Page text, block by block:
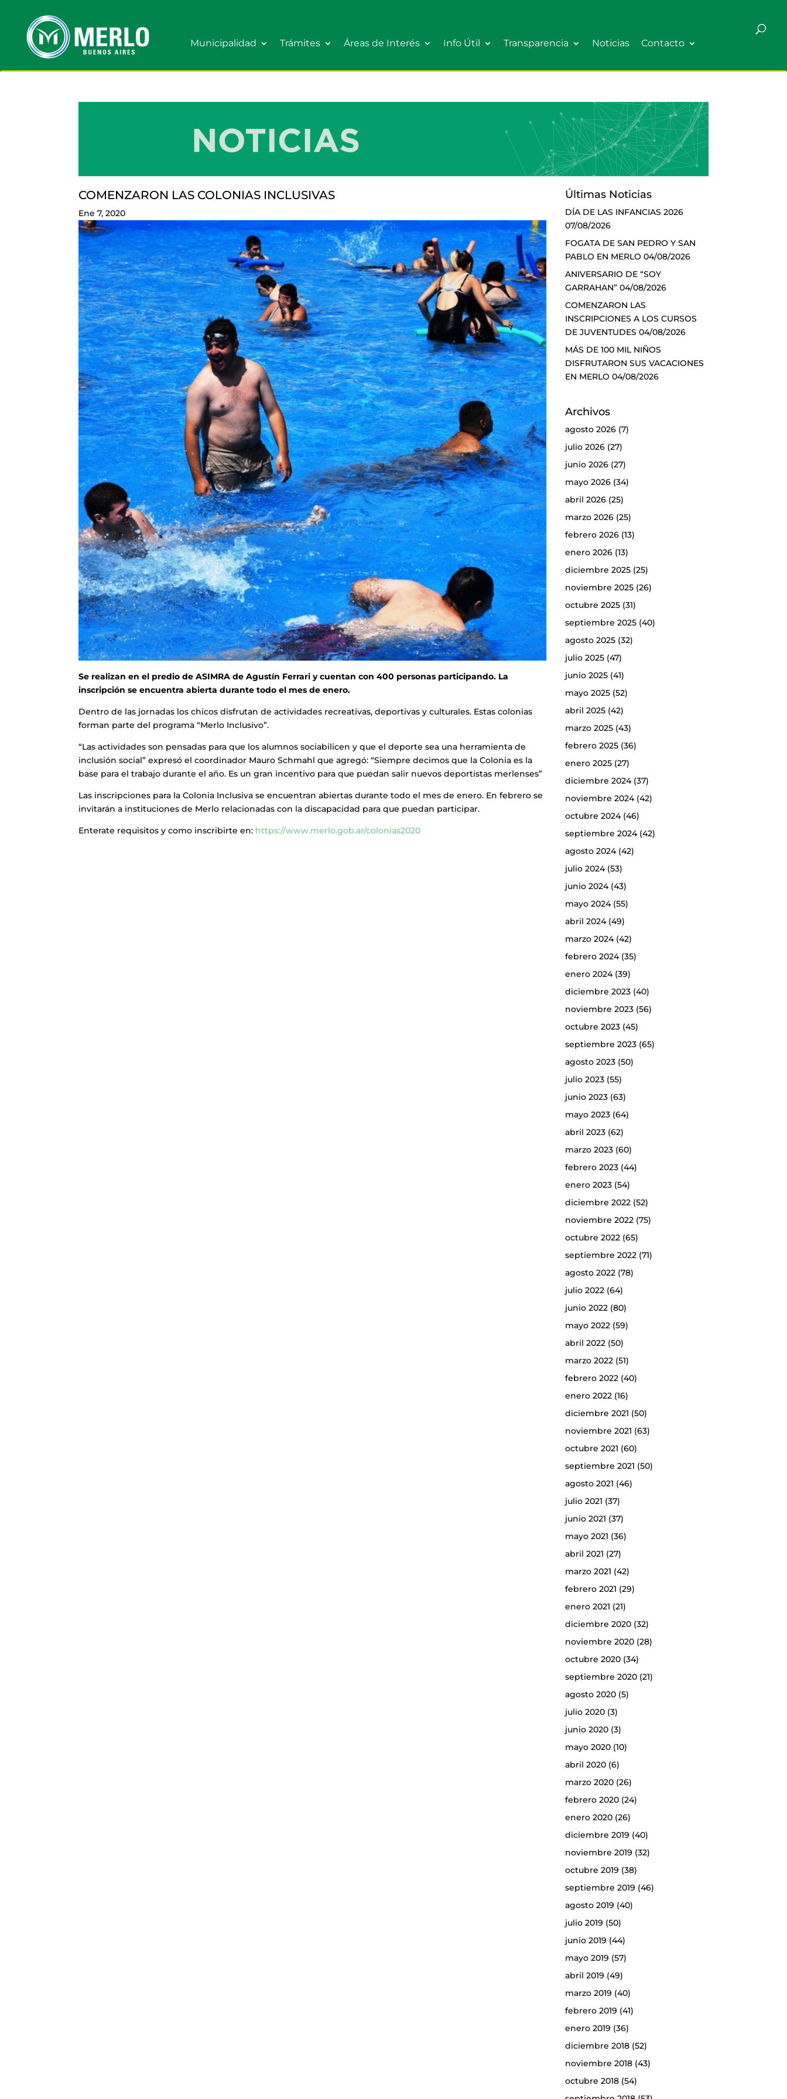
Municipalidad Trámites Áreas de Interés Info Útil Transparencia Noticias Contacto
COMENZARON LAS COLONIAS INCLUSIVAS
Ene 7, 2020
Se realizan en el predio de ASIMRA de Agustín Ferrari y cuentan con 400 personas participando. La
inscripción se encuentra abierta durante todo el mes de enero.
Dentro de las jornadas los chicos disfrutan de actividades recreativas, deportivas y culturales. Estas colonias
forman parte del programa “Merlo Inclusivo”.
“Las actividades son pensadas para que los alumnos sociabilicen y que el deporte sea una herramienta de
inclusión social” expresó el coordinador Mauro Schmahl que agregó: “Siempre decimos que la Colonia es la
base para el trabajo durante el año. Es un gran incentivo para que puedan salir nuevos deportistas merlenses”
Las inscripciones para la Colonia Inclusiva se encuentran abiertas durante todo el mes de enero. En febrero se
invitarán a instituciones de Merlo relacionadas con la discapacidad para que puedan participar.
Enterate requisitos y como inscribirte en: https://www.merlo.gob.ar/colonias2020
Últimas Noticias
DÍA DE LAS INFANCIAS 2026
07/08/2026
FOGATA DE SAN PEDRO Y SAN
PABLO EN MERLO 04/08/2026
ANIVERSARIO DE “SOY
GARRAHAN” 04/08/2026
COMENZARON LAS
INSCRIPCIONES A LOS CURSOS
DE JUVENTUDES 04/08/2026
MÁS DE 100 MIL NIÑOS
DISFRUTARON SUS VACACIONES
EN MERLO 04/08/2026
Archivos
agosto 2026(7)
julio 2026(27)
junio 2026(27)
mayo 2026(34)
abril 2026(25)
marzo 2026(25)
febrero 2026(13)
enero 2026(13)
diciembre 2025(25)
noviembre 2025(26)
octubre 2025(31)
septiembre 2025(40)
agosto 2025(32)
julio 2025(47)
junio 2025(41)
mayo 2025(52)
abril 2025(42)
marzo 2025(43)
febrero 2025(36)
enero 2025(27)
diciembre 2024(37)
noviembre 2024(42)
octubre 2024(46)
septiembre 2024(42)
agosto 2024(42)
julio 2024(53)
junio 2024(43)
mayo 2024(55)
abril 2024(49)
marzo 2024(42)
febrero 2024(35)
enero 2024(39)
diciembre 2023(40)
noviembre 2023(56)
octubre 2023(45)
septiembre 2023(65)
agosto 2023(50)
julio 2023(55)
junio 2023(63)
mayo 2023(64)
abril 2023(62)
marzo 2023(60)
febrero 2023(44)
enero 2023(54)
diciembre 2022(52)
noviembre 2022(75)
octubre 2022(65)
septiembre 2022(71)
agosto 2022(78)
julio 2022(64)
junio 2022(80)
mayo 2022(59)
abril 2022(50)
marzo 2022(51)
febrero 2022(40)
enero 2022(16)
diciembre 2021 (50)
noviembre 2021 (63)
octubre 2021 (60)
septiembre 2021 (50)
agosto 2021 (46)
julio 2021 (37)
junio 2021 (37)
mayo 2021 (36)
abril 2021 (27)
marzo 2021 (42)
febrero 2021 (29)
enero 2021 (21)
diciembre 2020(32)
noviembre 2020(28)
octubre 2020(34)
septiembre 2020(21)
agosto 2020(5)
julio 2020(3)
junio 2020(3)
mayo 2020(10)
abril 2020(6)
marzo 2020(26)
febrero 2020(24)
enero 2020(26)
diciembre 2019 (40)
noviembre 2019 (32)
octubre 2019 (38)
septiembre 2019 (46)
agosto 2019 (40)
julio 2019 (50)
junio 2019 (44)
mayo 2019 (57)
abril 2019 (49)
marzo 2019 (40)
febrero 2019 (41)
enero 2019 (36)
diciembre 2018(52)
noviembre 2018(43)
octubre 2018(54)